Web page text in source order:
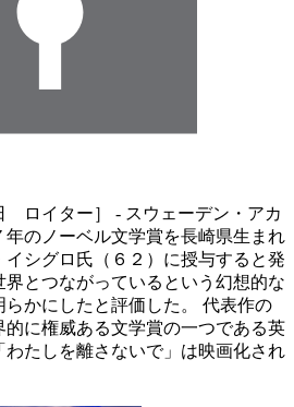
ロイター］ - スウェーデン・アカ
のノーベル文学賞を長崎県生まれ
シグロ氏（６２）に授与すると発
とつながっているという幻想的な
かにしたと評価した。 代表作の
的に権威ある文学賞の一つである英
わたしを離さないで」は映画化され